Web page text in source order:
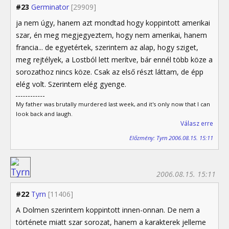
#23 Germinator [29909]
ja nem úgy, hanem azt mondtad hogy koppintott amerikai
szar, én meg megjegyeztem, hogy nem amerikai, hanem
francia... de egyetértek, szerintem az alap, hogy sziget,
meg rejtélyek, a Lostból lett merítve, bár ennél több köze a
sorozathoz nincs köze. Csak az első részt láttam, de épp
elég volt. Szerintem elég gyenge.
My father was brutally murdered last week, and it's only now that I can
look back and laugh.
Válasz erre
Előzmény: Tyrn 2006.08.15. 15:11
#22 Tyrn [11406]
2006.08.15. 15:11
A Dolmen szerintem koppintott innen-onnan. De nem a
története miatt szar sorozat, hanem a karakterek jelleme